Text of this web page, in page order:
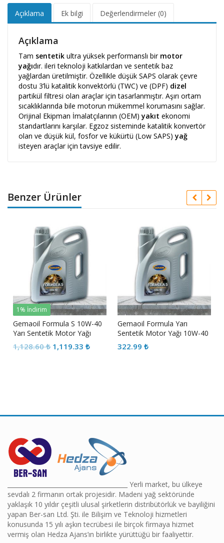
Açıklama Ek bilgi Değerlendirmeler (0)
Açıklama
Tam sentetik ultra yüksek performanslı bir motor
yağıdır. ileri teknoloji katkılardan ve sentetik baz
yağlardan üretilmiştir. Özellikle düşük SAPS olarak çevre
dostu 3’lü katalitik konvektörlü (TWC) ve (DPF) dizel
partikül filtresi olan araçlar için tasarlanmıştır. Aşırı ortam
sıcaklıklarında bile motorun mükemmel korumasını sağlar.
Orijinal Ekipman İmalatçılarının (OEM)yakıt ekonomi
standartlarını karşılar. Egzoz sisteminde katalitik konvertör
olan ve düşük kül, fosfor ve kükürtü (Low SAPS)yağ
isteyen araçlar için tavsiye edilir.
Benzer Ürünler
1% İndirim
Gemaoil Formula S 10W-40
Yarı Sentetik Motor Yağı
1,128.60₺ Orijinal
1,119.33 ₺Şu
Gemaoil Formula Yarı
Sentetik Motor Yağı 10W-40
322.99 ₺
________________________________________ Yerli market, bu ülkeye
sevdalı 2 firmanın ortak projesidir. Madeni yağ sektöründe
yaklaşık 10 yıldır çeşitli ulusal şirketlerin distribütörlük ve bayiliğini
yapan Ber-san Ltd. Şti. ile Bilişim ve Teknoloji hizmetleri
konusunda 15 yılı aşkın tecrübesi ile birçok firmaya hizmet
vermiş olan Hedza Ajans’ın birlikte yürüttüğü bir faaliyettir.